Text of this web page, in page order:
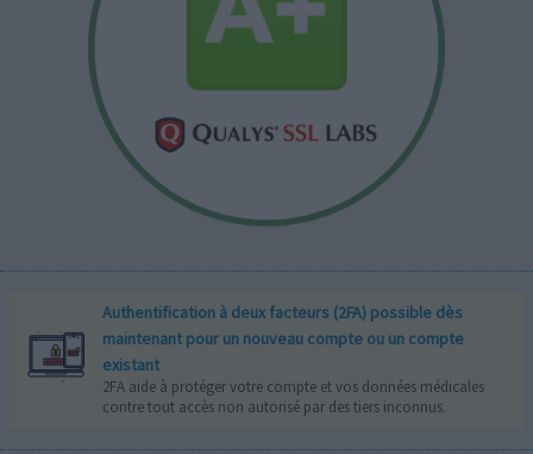
Authentification à deux facteurs (2FA) possible dès
maintenant pour un nouveau compte ou un compte
existant
2FA aide à protéger votre compte et vos données médicales
contre tout accès non autorisé par des tiers inconnus.